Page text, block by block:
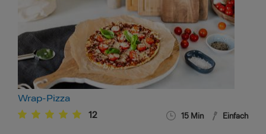
Wrap-Pizza
12 15 Min Einfach